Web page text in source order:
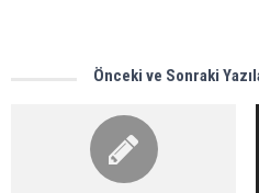
Önceki ve Sonraki